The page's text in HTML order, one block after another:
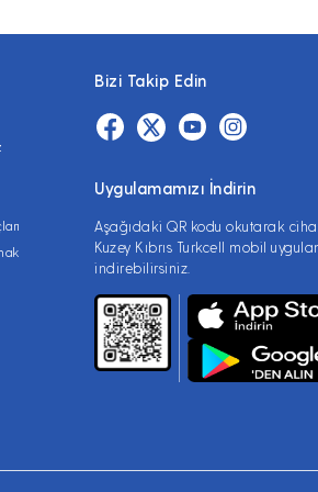
Bizi Takip Edin
Uygulamamızı İndirin
Aşağıdaki QR kodu okutarak
Kuzey Kıbrıs Turkcell mobil
indirebilirsiniz.